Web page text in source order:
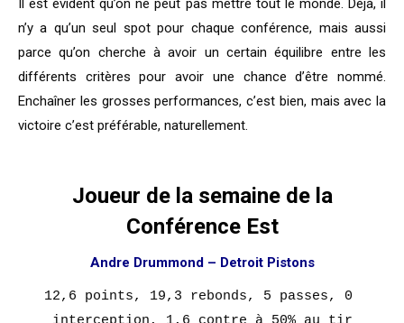
Il est évident qu’on ne peut pas mettre tout le monde. Déjà, il
n’y a qu’un seul spot pour chaque conférence, mais aussi
parce qu’on cherche à avoir un certain équilibre entre les
différents critères pour avoir une chance d’être nommé.
Enchaîner les grosses performances, c’est bien, mais avec la
victoire c’est préférable, naturellement.
Joueur de la semaine de la
Conférence Est
Andre Drummond – Detroit Pistons
12,6 points, 19,3 rebonds, 5 passes, 0